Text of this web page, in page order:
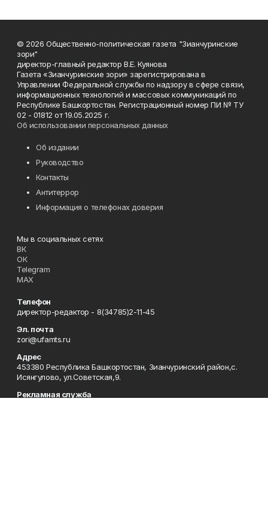
© 2026 Общественно-политическая газета "Зианчуринские
зори"
директор-главный редактор В.Е. Куянова
Газета «Зианчуринские зори» зарегистрирована в
Управлении Федеральной службы по надзору в сфере связи,
информационных технологий и массовых коммуникаций по
Республике Башкортостан. Регистрационный номер ПИ № ТУ
02 - 01812 от 19.05.2025 г.
Об использовании персональных данных
Об издании
Руководство
Контакты
Антитеррор
Информация о телефонах доверия
Мы в социальных сетях
ВК
ОК
Telegram
MAX
Телефон
директор-редактор - 8(34785)2-11-45
Эл. почта
zori@ufamts.ru
Адрес
453380 Республика Башкортостан, Зианчуринский район,с.
Исянгулово, ул.Советская,9.
Рекламная служба